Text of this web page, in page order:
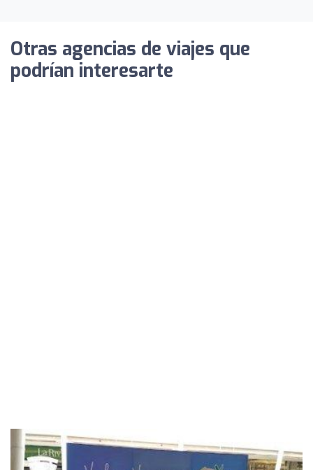
Otras agencias de viajes que
podrían interesarte